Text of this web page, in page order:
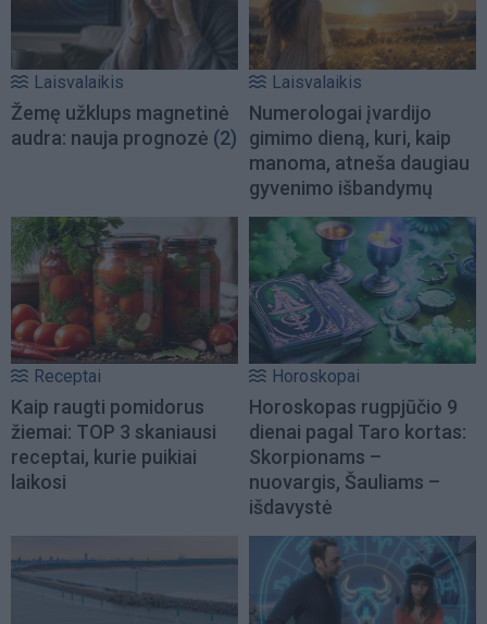
Laisvalaikis
Žemę užklups magnetinė
audra: nauja prognozė (2)
Laisvalaikis
Numerologai įvardijo
gimimo dieną, kuri, kaip
manoma, atneša daugiau
gyvenimo išbandymų
Receptai
Kaip raugti pomidorus
žiemai: TOP 3 skaniausi
receptai, kurie puikiai
laikosi
Horoskopai
Horoskopas rugpjūčio 9
dienai pagal Taro kortas:
Skorpionams –
nuovargis, Šauliams –
išdavystė